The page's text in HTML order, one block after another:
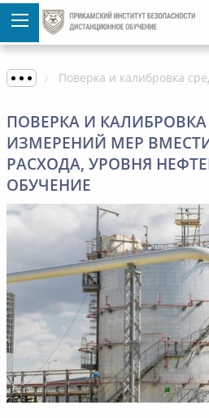
ПОВЕРКА И КАЛИБРОВКА
ИЗМЕРЕНИЙ МЕР
РАСХОДА, УРОВНЯ
ОБУЧЕНИЕ